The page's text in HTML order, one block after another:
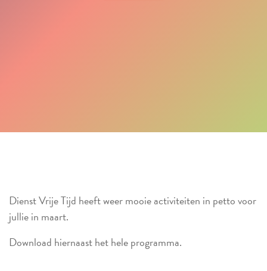
Dienst Vrije Tijd heeft weer mooie activiteiten in petto voor
jullie in maart.
Download hiernaast het hele programma.